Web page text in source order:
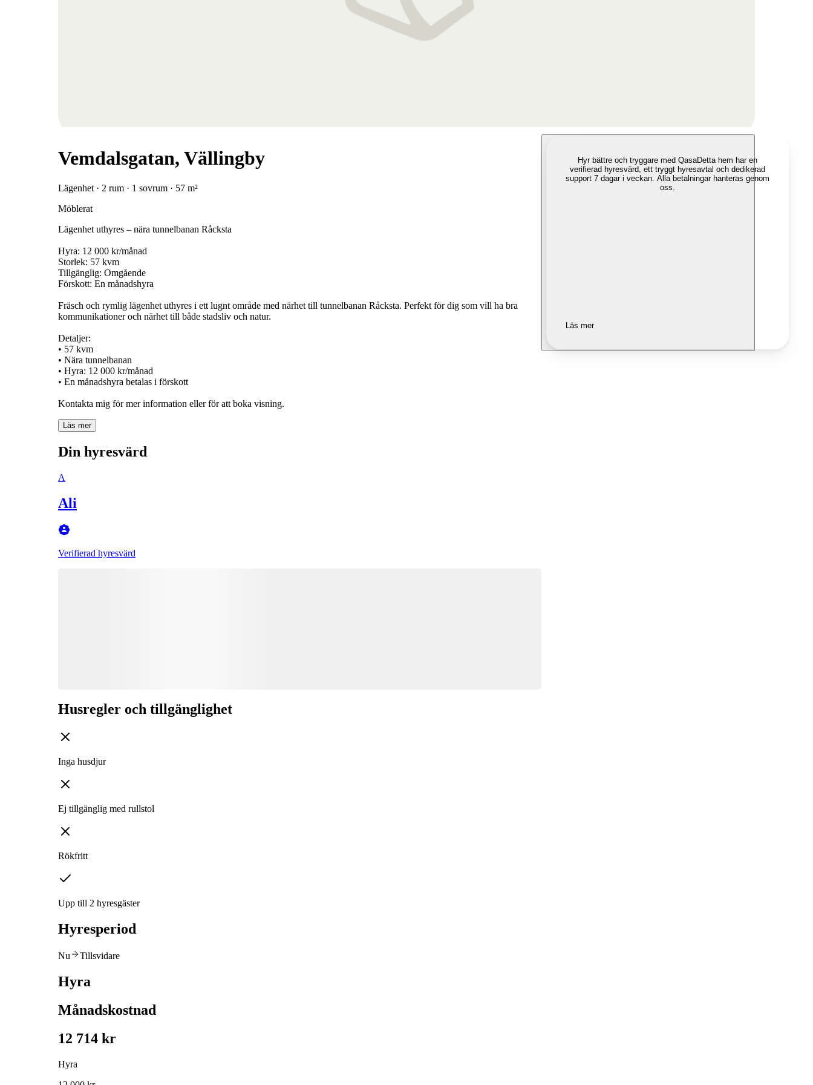
Vemdalsgatan, Vällingby
Lägenhet · 2 rum · 1 sovrum · 57 m²
Möblerat
Lägenhet uthyres – nära tunnelbanan Råcksta
Hyra: 12 000 kr/månad
Storlek: 57 kvm
Tillgänglig: Omgående
Förskott: En månadshyra
Fräsch och rymlig lägenhet uthyres i ett lugnt område med närhet till tunnelbanan Råcksta. Perfekt för dig som vill ha bra
kommunikationer och närhet till både stadsliv och natur.
Detaljer:
• 57 kvm
• Nära tunnelbanan
• Hyra: 12 000 kr/månad
• En månadshyra betalas i förskott
Kontakta mig för mer information eller för att boka visning.
Läs mer
Din hyresvärd
A
Ali
Verifierad hyresvärd
Husregler och tillgänglighet
Inga husdjur
Ej tillgänglig med rullstol
Rökfritt
Upp till 2 hyresgäster
Hyresperiod
Nu Tillsvidare
Hyra
Månadskostnad
12 714 kr
Hyra
Hyr bättre och tryggare med QasaDetta hem har en
verifierad hyresvärd, ett tryggt hyresavtal och dedikerad
support 7 dagar i veckan. Alla betalningar hanteras genom
oss.
Läs mer